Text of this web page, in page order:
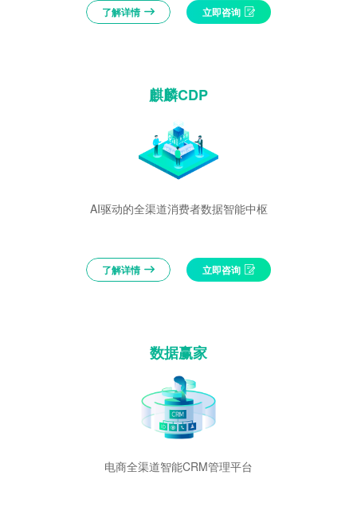
了解详情 立即咨询
麒麟CDP
AI驱动的全渠道消费者数据智能中枢
了解详情 立即咨询
数据赢家
电商全渠道智能CRM管理平台